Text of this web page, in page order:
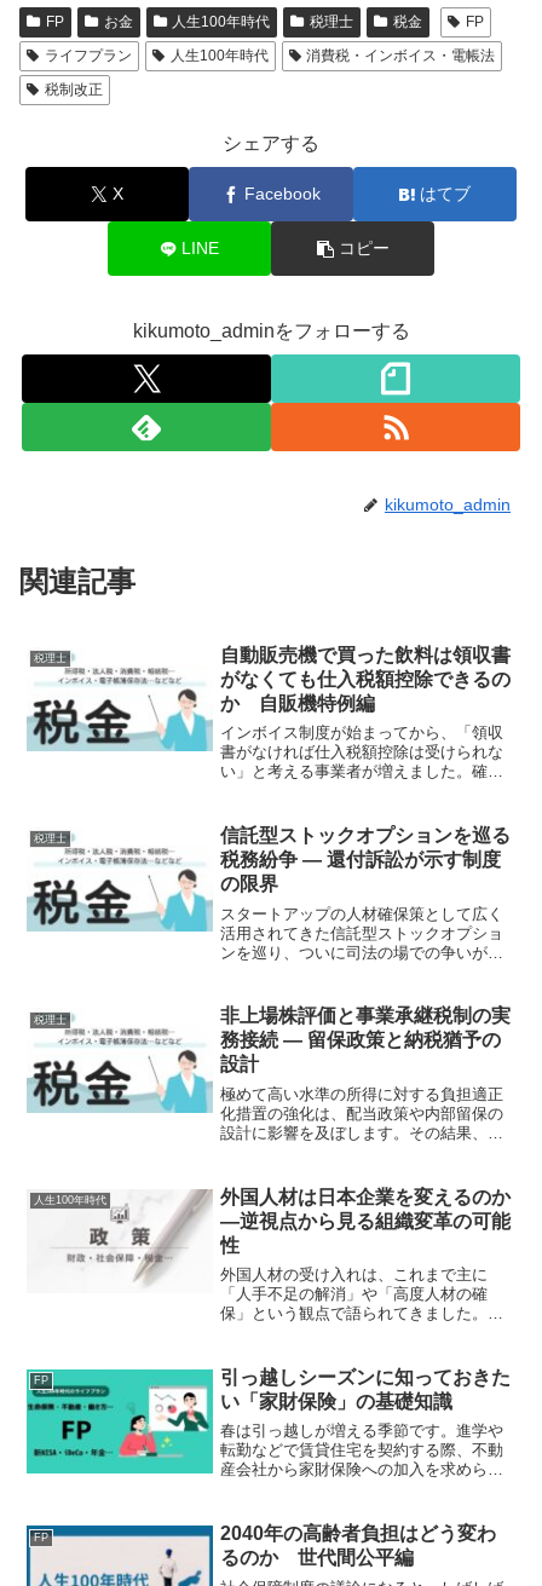
FP お金 人生100年時代 税理士 税金
FP
ライフプラン
人生100年時代
消費税・インボイス・電帳法
税制改正
シェアする
X Facebook はてブ
LINE コピー
kikumoto_adminをフォローする
kikumoto_admin
関連記事
税理士
自動販売機で買った飲料は領収書
がなくても仕入税額控除できるの
か 自販機特例編
インボイス制度が始まってから、「領収
書がなければ仕入税額控除は受けられな
い」と考える事業者が増えました。確か
の取引でインボイスの保存が求められる
わけではありません。その...
税理士
信託型ストックオプションを巡る
税務紛争 ― 還付訴訟が示す制度
の限界
スタートアップの人材確保策として広く
活用されてきた信託型ストックオプショ
ンを巡り、ついに司法の場での争いが始
起したことは、この問題が単なる税務解
釈の相違を超え...
税理士
非上場株評価と事業承継税制の実
務接続 ― 留保政策と納税猶予の
設計
極めて高い水準の所得に対する負担適正
化措置の強化は、配当政策や内部留保の
設計に影響を及ぼします。その結果、非
局面で実務上の選択肢となるのが、事業
承継税制（非上場株式等の...
人生100年時代
外国人材は日本企業を変えるのか
―逆視点から見る組織変革の可能
性
外国人材の受け入れは、これまで主に
「人手不足の解消」や「高度人材の確
保」という観点で語られてきました。し
人材の受け入れが日本企業にどのような
変化をもたらし得るのかを、逆...
FP
引っ越しシーズンに知っておきた
い「家財保険」の基礎知識
春は引っ越しが増える季節です。進学や
転勤などで賃貸住宅を契約する際、不動
産会社から家財保険への加入を求められ
「個人賠償」といった複数の補償が含ま
れており、その違いが分かり...
FP
2040年の高齢者負担はどう変わ
るのか 世代間公平編